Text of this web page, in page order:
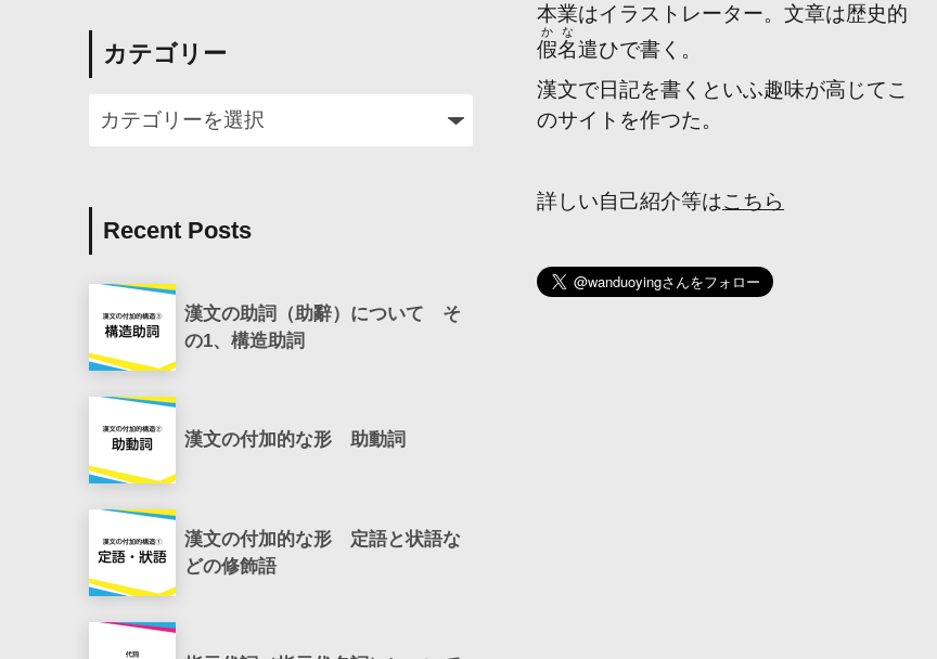
カテゴリー
Recent Posts
漢文の助詞（助辭）について そ
の1、構造助詞
漢文の付加的な形 助動詞
漢文の付加的な形 定語と状語な
どの修飾語
本業はイラストレーター。文章は歴史的
假名
かな
遣ひで書く。
漢文で日記を書くといふ趣味が高じてこ
のサイトを作つた。
詳しい自己紹介等はこちら